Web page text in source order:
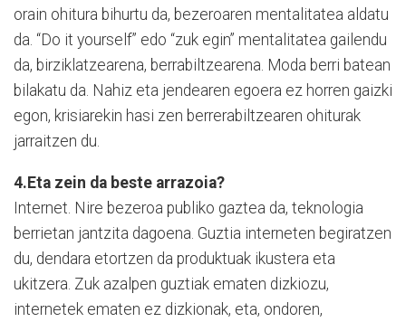
orain ohitura bihurtu da, bezeroaren mentalitatea aldatu
da. “Do it yourself” edo “zuk egin” mentalitatea gailendu
da, birziklatzearena, berrabiltzearena. Moda berri batean
bilakatu da. Nahiz eta jendearen egoera ez horren gaizki
egon, krisiarekin hasi zen berrerabiltzearen ohiturak
jarraitzen du.
4.Eta zein da beste arrazoia?
Internet. Nire bezeroa publiko gaztea da, teknologia
berrietan jantzita dagoena. Guztia interneten begiratzen
du, dendara etortzen da produktuak ikustera eta
ukitzera. Zuk azalpen guztiak ematen dizkiozu,
internetek ematen ez dizkionak, eta, ondoren,